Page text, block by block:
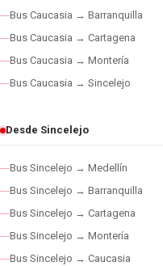
Bus Caucasia → Barranquilla
Bus Caucasia → Cartagena
Bus Caucasia → Montería
Bus Caucasia → Sincelejo
Desde Sincelejo
Bus Sincelejo → Medellín
Bus Sincelejo → Barranquilla
Bus Sincelejo → Cartagena
Bus Sincelejo → Montería
Bus Sincelejo → Caucasia